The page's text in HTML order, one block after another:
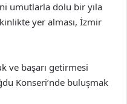
umutlarla dolu bir yıla
yer alması, İzmir
ve başarı getirmesi
Konseri’nde buluşmak